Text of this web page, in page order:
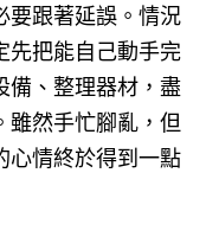
要跟著延誤。情況
先把能自己動手完
備、整理器材，盡
雖然手忙腳亂，但
心情終於得到一點